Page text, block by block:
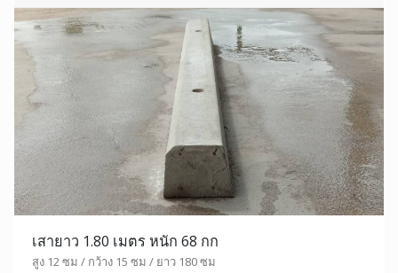
เสายาว 1.80 เมตร หนัก 68 กก
สูง 12 ซม / กว้าง 15 ซม / ยาว 180 ซม